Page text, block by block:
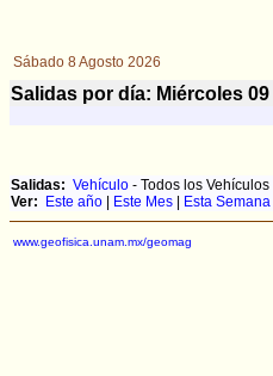
Sábado 8 Agosto 2026
Salidas por día: Miércoles 09
Salidas: Vehículo - Todos los Vehículos
Ver:
Este año Este Mes Esta Semana
www.geofisica.unam.mx/geomag